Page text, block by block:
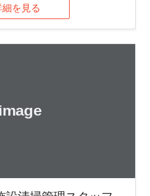
を見る